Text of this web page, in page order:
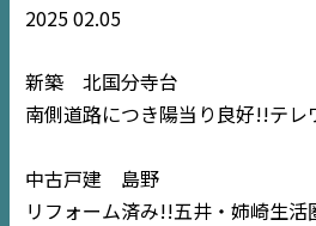
202502.05
新築 北国分寺台
南側道路につき陽当り良好!!テ
中古戸建 島野
リフォーム済み!!五井・姉崎生